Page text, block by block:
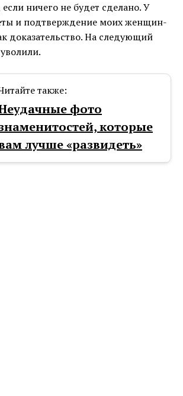
ничего не будет сделано. У
и подтверждение моих женщин-
доказательство. На следующий
также:
фото
которые
лучше «развидеть»